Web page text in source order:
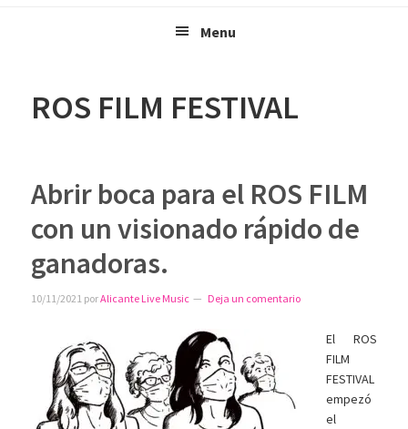
Menu
ROS FILM FESTIVAL
Abrir boca para el ROS FILM
con un visionado rápido de
ganadoras.
10/11/2021 porAlicante Live Music Deja un comentario
El ROS
FILM
FESTIVAL
empezó
el